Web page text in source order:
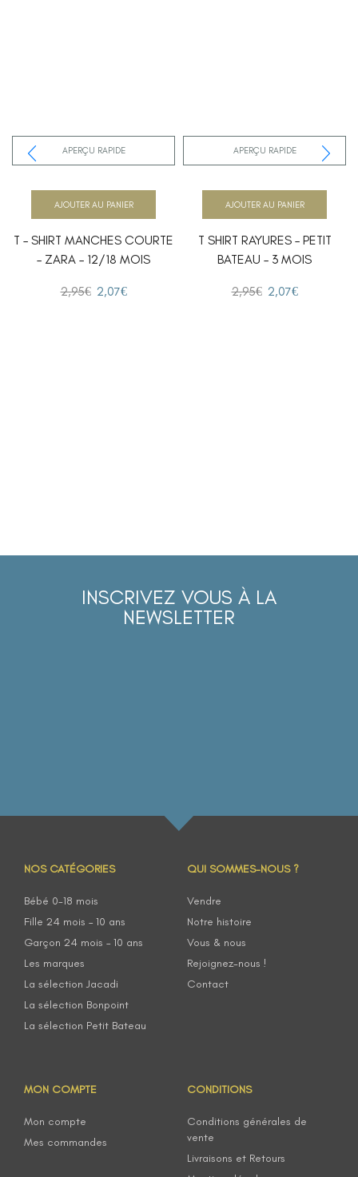
APERÇU RAPIDE
T – SHIRT MANCHES COURTE
– ZARA – 12/18 MOIS
2,95€ 2,07€
AJOUTER AU PANIER
APERÇU RAPIDE
T SHIRT RAYURES – PETIT
BATEAU – 3 MOIS
2,95€ 2,07€
AJOUTER AU PANIER
INSCRIVEZ VOUS À LA
NEWSLETTER
NOS CATÉGORIES
Bébé 0-18 mois
Fille 24 mois – 10 ans
Garçon 24 mois – 10 ans
Les marques
La sélection Jacadi
La sélection Bonpoint
La sélection Petit Bateau
QUI SOMMES-NOUS ?
Vendre
Notre histoire
Vous & nous
Rejoignez-nous !
Contact
MON COMPTE
Mon compte
Mes commandes
CONDITIONS
Conditions générales de
vente
Livraisons et Retours